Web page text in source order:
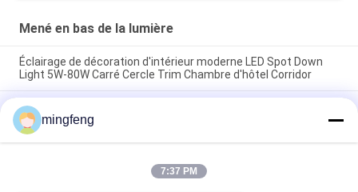
Mené en bas de la lumière
Éclairage de décoration d'intérieur moderne LED Spot Down
Light 5W-80W Carré Cercle Trim Chambre d'hôtel Corridor
295LM 100° IP65 5W Dimmable LED allume vers le bas des
projecteurs de Cabinet
bureau léger de rendement optimum pour le salon
mingfeng
7:37 PM